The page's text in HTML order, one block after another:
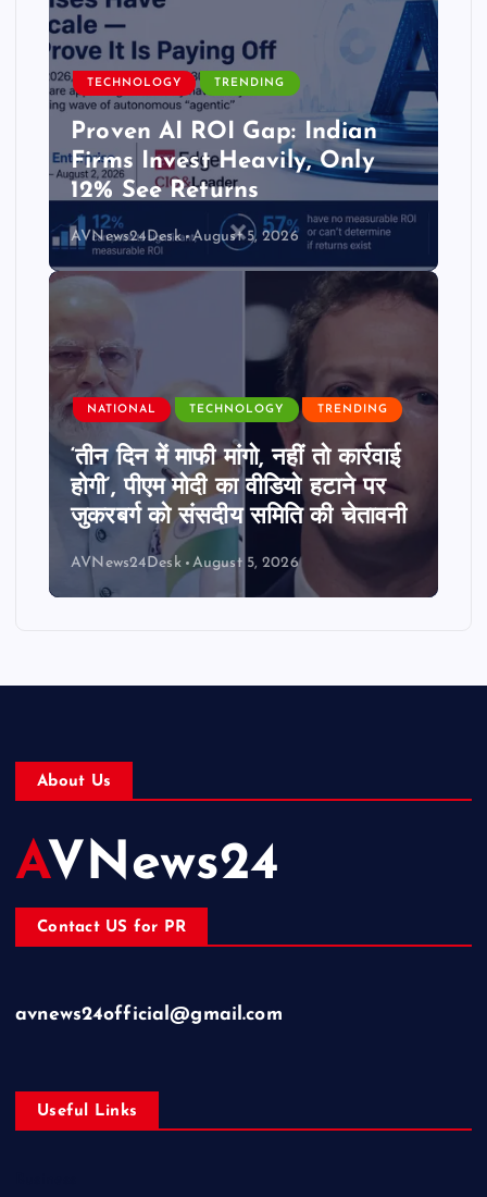
TECHNOLOGY TRENDING
Proven AI ROI Gap: Indian
Firms Invest Heavily, Only
12% See Returns
AVNews24Desk August 5, 2026
NATIONAL TECHNOLOGY TRENDING
‘तीन दिन में माफी मांगो, नहीं तो कार्रवाई
होगी’, पीएम मोदी का वीडियो हटाने पर
जुकरबर्ग को संसदीय समिति की चेतावनी
AVNews24Desk August 5, 2026
About Us
AVNews24
Contact US for PR
avnews24official@gmail.com
Useful Links